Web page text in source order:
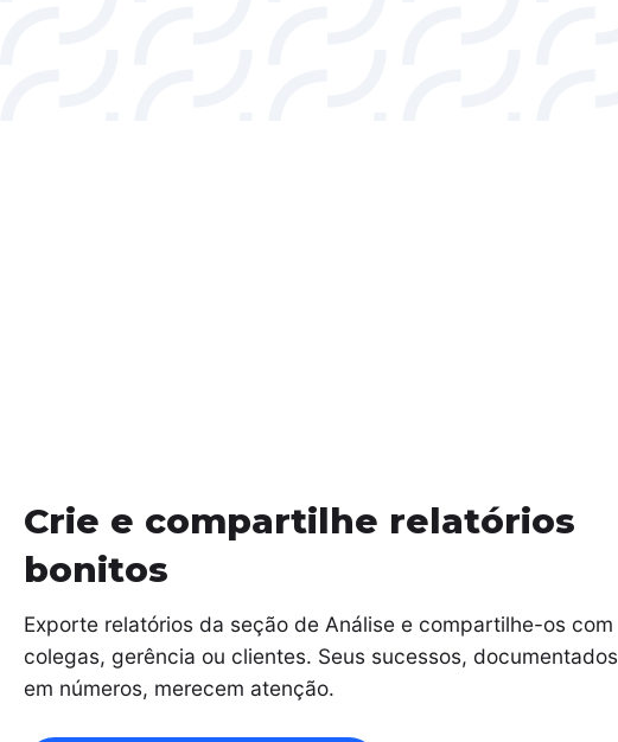
Crie e compartilhe relatórios
bonitos
Exporte relatórios da seção de Análise e compartilhe-os com
colegas, gerência ou clientes. Seus sucessos, documentados
em números, merecem atenção.